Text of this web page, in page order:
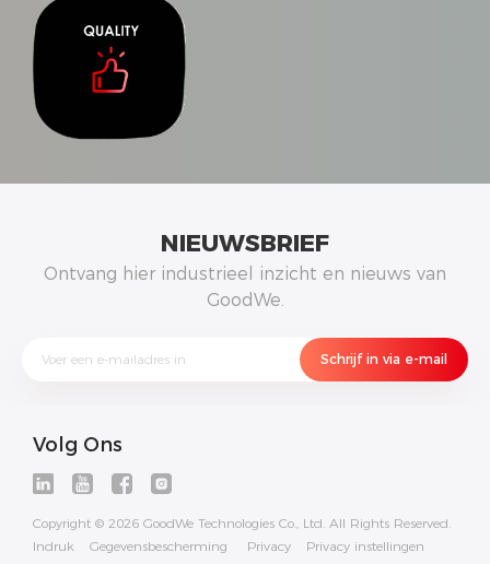
NIEUWSBRIEF
Ontvang hier industrieel inzicht en nieuws van
GoodWe.
Volg Ons
Copyright © 2026 GoodWe Technologies Co., Ltd. All Rights Reserved.
Indruk
Gegevensbescherming Privacy Privacy instellingen